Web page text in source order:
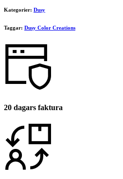
Medium
Pearl
mängd
Kategorier: Dusy
Taggar: Dusy Color Creations
20 dagars faktura